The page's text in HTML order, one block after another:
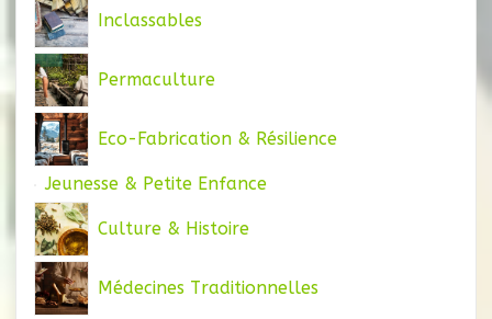
Inclassables
Permaculture
Eco-Fabrication & Résilience
Jeunesse & Petite Enfance
Culture & Histoire
Médecines Traditionnelles